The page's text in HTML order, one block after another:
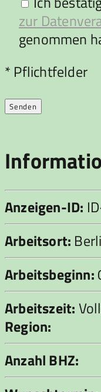
zur
genommen
Bitte lasse
* Pflichtfelder
Anzeigen-ID:
Arbeitsort:
Arbeitsbeginn:
Arbeitszeit:
Region:
Anzahl BHZ: